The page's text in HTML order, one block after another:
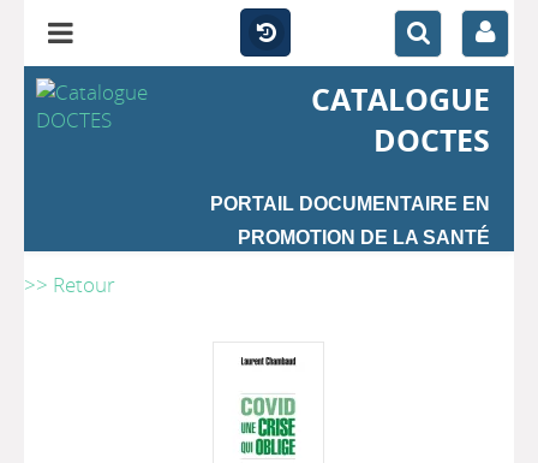
CATALOGUE
DOCTES
PORTAIL DOCUMENTAIRE EN
PROMOTION DE LA SANTÉ
>> Retour